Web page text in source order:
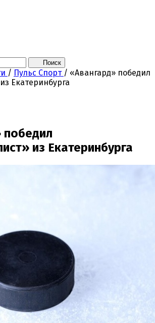
Поиск
/ Пульс Спорт / «Авангард» победил
Екатеринбурга
победил
из Екатеринбурга